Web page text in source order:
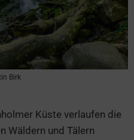
Küste verlaufen die
Wäldern und Tälern
Birk